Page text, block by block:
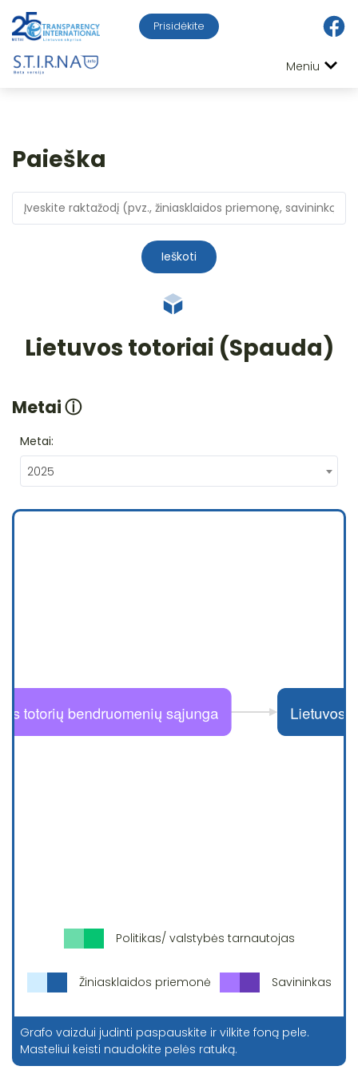
Prisidėkite
Meniu
Paieška
Ieškoti
Lietuvos totoriai (Spauda)
Metaiⓘ
Metai:
2025
Politikas/ valstybės tarnautojas
Žiniasklaidos priemonė Savininkas
Grafo vaizdui judinti paspauskite ir vilkite foną pele.
Masteliui keisti naudokite pelės ratuką.